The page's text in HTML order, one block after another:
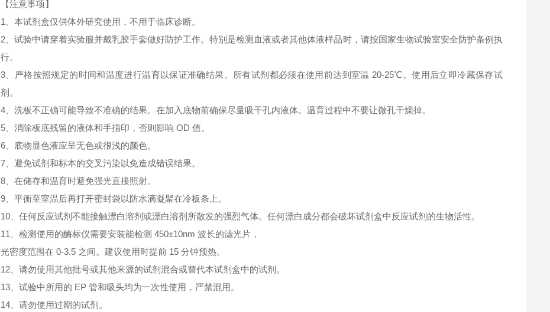
【注意事项】
1、本试剂盒仅供体外研究使用，不用于临床诊断。
2、试验中请穿着实验服并戴乳胶手套做好防护工作。特别是检测血液或者其他体液样品时，请按国家生物试验室安全防护条例执
行。
3、严格按照规定的时间和温度进行温育以保证准确结果。所有试剂都必须在使用前达到室温 20-25℃。使用后立即冷藏保存试
剂。
4、洗板不正确可能导致不准确的结果。在加入底物前确保尽量吸干孔内液体。温育过程中不要让微孔干燥掉。
5、消除板底残留的液体和手指印，否则影响 OD 值。
6、底物显色液应呈无色或很浅的颜色。
7、避免试剂和标本的交叉污染以免造成错误结果。
8、在储存和温育时避免强光直接照射。
9、平衡至室温后再打开密封袋以防水滴凝聚在冷板条上。
10、任何反应试剂不能接触漂白溶剂或漂白溶剂所散发的强烈气体。任何漂白成分都会破坏试剂盒中反应试剂的生物活性。
11、检测使用的酶标仪需要安装能检测 450±10nm 波长的滤光片，
光密度范围在 0-3.5 之间。建议使用时提前 15 分钟预热。
12、请勿使用其他批号或其他来源的试剂混合或替代本试剂盒中的试剂。
13、试验中所用的 EP 管和吸头均为一次性使用，严禁混用。
14、请勿使用过期的试剂。